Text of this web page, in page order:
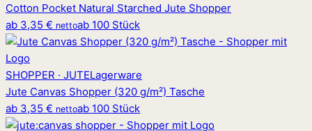
Cotton Pocket Natural Starched Jute Shopper
ab 3,35 € nettoab 100 Stück
SHOPPER · JUTELagerware
Jute Canvas Shopper (320 g/m²) Tasche
ab 3,35 € nettoab 100 Stück